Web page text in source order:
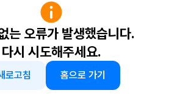
는 오류가 발생했습니다.
다시 시도해주세요.
로고침 홈으로 가기